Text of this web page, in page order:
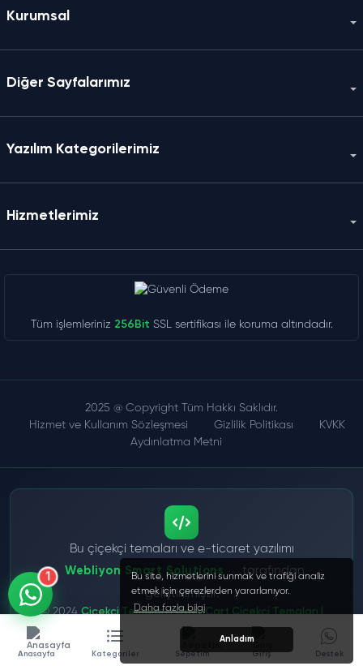
Bu site, hizmetlerini sunmak ve trafiği analiz
etmek için çerezlerden yararlanıyor.
Daha fazla bilgi
Anladım
1
Kurumsal
Diğer Sayfalarımız
Yazılım Kategorilerimiz
Hizmetlerimiz
Tüm işlemleriniz 256Bit SSL sertifikası ile koruma altındadır.
2025 @ Copyright Tüm Hakkı Saklıdır.
Hizmet ve Kullanım Sözleşmesi
Gizlilik Politikası
KVKK
Aydınlatma Metni
Bu çiçekçi temaları ve e-ticaret yazılımı
Webliyon Smart Solutions
tarafından
geliştirilmiştir.
© 2024Çiçekçi Temaları | OpenCart Çiçekçi Temaları |
Profesyonel Web Tasarımları- Tüm Hakları Saklıdır
Anasayfa Kategoriler Sepetim Giriş Destek